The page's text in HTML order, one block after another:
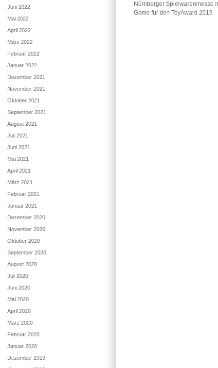
Nürnberger Spielwarenmesse
Game für den ToyAward 2019
Juni 2022
Mai 2022
April 2022
März 2022
Februar 2022
Januar 2022
Dezember 2021
November 2021
Oktober 2021
September 2021
August 2021
Juli 2021
Juni 2021
Mai 2021
April 2021
März 2021
Februar 2021
Januar 2021
Dezember 2020
November 2020
Oktober 2020
September 2020
August 2020
Juli 2020
Juni 2020
Mai 2020
April 2020
März 2020
Februar 2020
Januar 2020
Dezember 2019